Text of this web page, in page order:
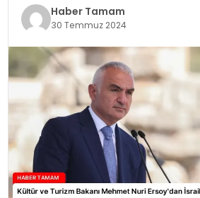
MAGAZIN
SIYASET
EĞITIM
YAŞAM
Haber Tamam
30 Temmuz 2024